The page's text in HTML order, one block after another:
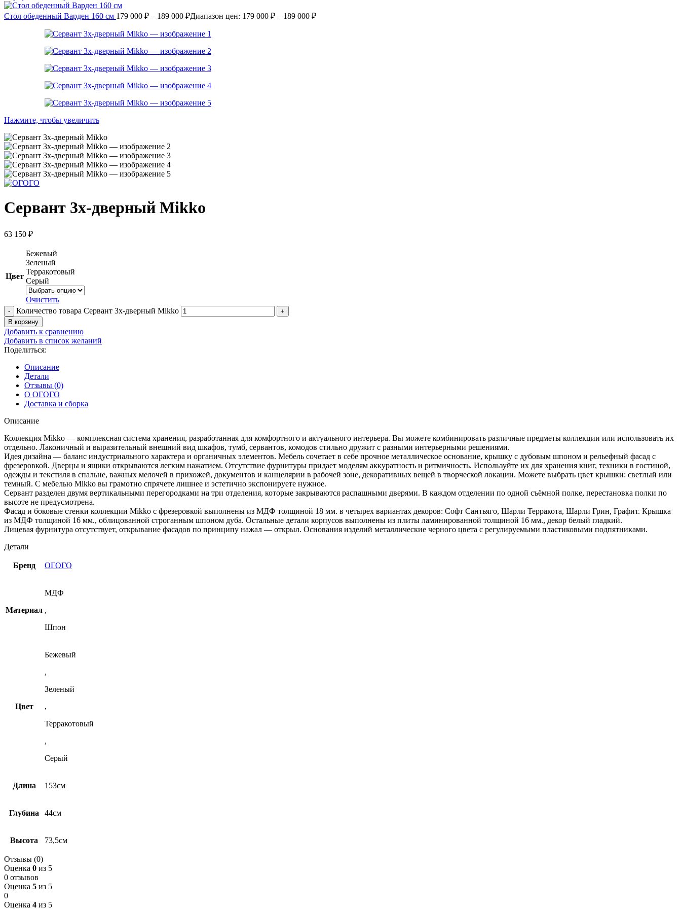
Стол обеденный Варден 160 см 179 000 ₽ – 189 000 ₽Диапазон цен: 179 000 ₽ – 189 000 ₽
Нажмите, чтобы увеличить
Сервант 3х-дверный Mikko
63 150 ₽
Цвет
Бежевый
Зеленый
Терракотовый
Серый
Очистить
Количество товара Сервант 3х-дверный Mikko
В корзину
Добавить к сравнению
Добавить в список желаний
Поделиться:
Описание
Детали
Отзывы (0)
О ОГОГО
Доставка и сборка
Описание
Коллекция Mikko — комплексная система хранения, разработанная для комфортного и актуального интерьера. Вы можете комбинировать различные предметы коллекции или использовать их
отдельно. Лаконичный и выразительный внешний вид шкафов, тумб, сервантов, комодов стильно дружит с разными интерьерными решениями.
Идея дизайна — баланс индустриального характера и органичных элементов. Мебель сочетает в себе прочное металлическое основание, крышку с дубовым шпоном и рельефный фасад с
фрезеровкой. Дверцы и ящики открываются легким нажатием. Отсутствие фурнитуры придает моделям аккуратность и ритмичность. Используйте их для хранения книг, техники в гостиной,
одежды и текстиля в спальне, важных мелочей в прихожей, документов и канцелярии в рабочей зоне, декоративных вещей в творческой локации. Можете выбрать цвет крышки: светлый или
темный. С мебелью Mikko вы грамотно спрячете лишнее и эстетично экспонируете нужное.
Сервант разделен двумя вертикальными перегородками на три отделения, которые закрываются распашными дверями. В каждом отделении по одной съёмной полке, перестановка полки по
высоте не предусмотрена.
Фасад и боковые стенки коллекции Mikko с фрезеровкой выполнены из МДФ толщиной 18 мм. в четырех вариантах декоров: Софт Сантьяго, Шарли Терракота, Шарли Грин, Графит. Крышка
из МДФ толщиной 16 мм., облицованной строганным шпоном дуба. Остальные детали корпусов выполнены из плиты ламинированной толщиной 16 мм., декор белый гладкий.
Лицевая фурнитура отсутствует, открывание фасадов по принципу нажал — открыл. Основания изделий металлические черного цвета с регулируемыми пластиковыми подпятниками.
Детали
Бренд ОГОГО
Материал
МДФ
,
Шпон
Цвет
Бежевый
,
Зеленый
,
Терракотовый
,
Серый
Длина 153см
Глубина 44см
Высота 73,5см
Отзывы (0)
Оценка 0 из 5
0 отзывов
Оценка 5 из 5
0
Оценка 4 из 5